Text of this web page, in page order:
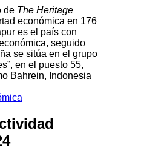
de The Heritage
económica en 176
es el país con
seguido
se sitúa en el grupo
en el puesto 55,
Bahrein, Indonesia